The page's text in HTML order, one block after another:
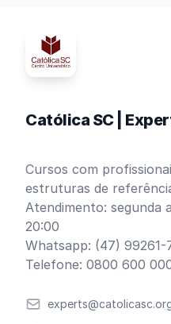
Católica SC |
Cursos com
estruturas de
Atendimento: segunda
20:00
Whatsapp: (47) 99261-
Telefone: 0800 600
Email